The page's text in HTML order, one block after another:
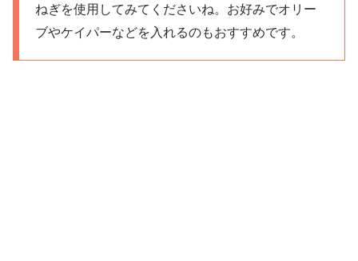
ねぎを使用してみてくださいね。お好みでオリー
ブやケイパーなどを入れるのもおすすめです。